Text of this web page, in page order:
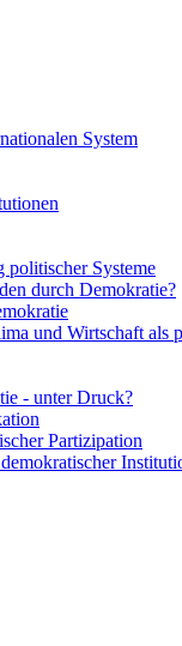
System
Systeme
durch Demokratie?
und Wirtschaft als
- unter Druck?
Partizipation